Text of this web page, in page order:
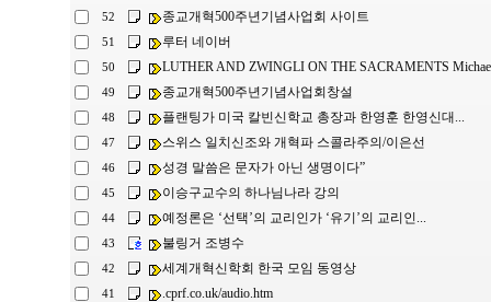
52 종교개혁500주년기념사업회 사이트
51 루터 네이버
50 LUTHER AND ZWINGLI ON THE SACRAMENTS
49 종교개혁500주년기념사업회창설
48 플랜팅가 미국 칼빈신학교 총장과 한영훈 한영신대...
47 스위스 일치신조와 개혁파 스콜라주의/이은선
46 성경 말씀은 문자가 아닌 생명이다”
45 이승구교수의 하나님나라 강의
44 예정론은 ‘선택’의 교리인가 ‘유기’의 교리인...
43 불링거 조병수
42 세계개혁신학회 한국 모임 동영상
41 .cprf.co.uk/audio.htm